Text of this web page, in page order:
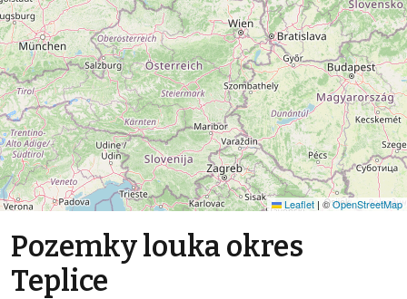
Leaflet | ©OpenStreetMap
Pozemky louka okres
Teplice